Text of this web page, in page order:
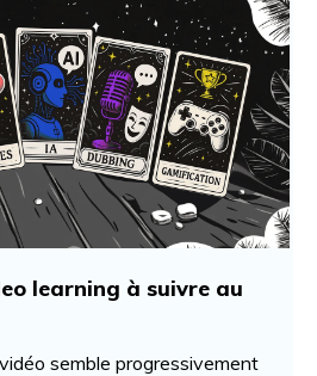
learning à suivre au
semble progressivement